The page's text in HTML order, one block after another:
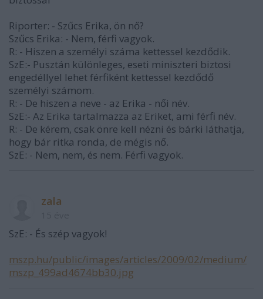
Riporter: - Szűcs Erika, ön nő?
Szűcs Erika: - Nem, férfi vagyok.
R: - Hiszen a személyi száma kettessel kezdődik.
SzE:- Pusztán különleges, eseti miniszteri biztosi
engedéllyel lehet férfiként kettessel kezdődő
személyi számom.
R: - De hiszen a neve - az Erika - női név.
SzE:- Az Erika tartalmazza az Eriket, ami férfi név.
R: - De kérem, csak önre kell nézni és bárki láthatja,
hogy bár ritka ronda, de mégis nő.
SzE: - Nem, nem, és nem. Férfi vagyok.
zala
SzE: - És szép vagyok!
mszp.hu/public/images/articles/2009/02/medium/
mszp_499ad4674bb30.jpg